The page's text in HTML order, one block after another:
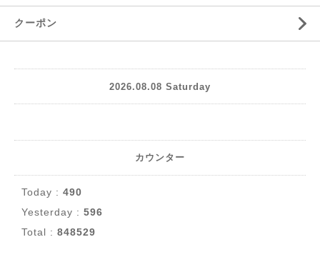
クーポン
2026.08.08 Saturday
カウンター
Today : 490
Yesterday : 596
Total : 848529